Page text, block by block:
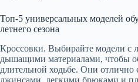
Топ-5 универсальных моделей
летнего сезона
Кроссовки. Выбирайте модели с
дышащими материалами, чтобы
длительной ходьбе. Они отлично
джинсами, легкими брюками и